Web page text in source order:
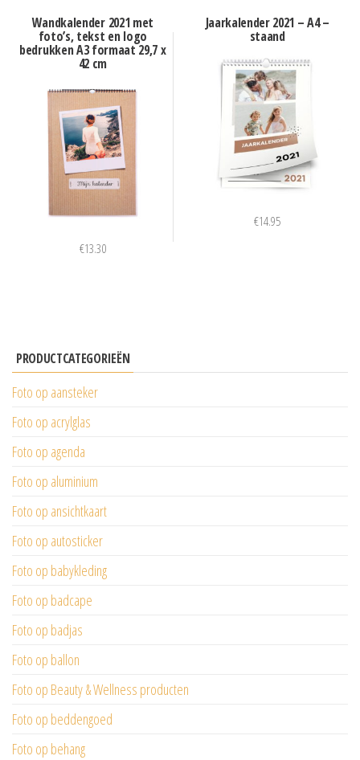
Wandkalender 2021 met
foto’s, tekst en logo
bedrukken A3 formaat 29,7 x
42 cm
€13.30
Jaarkalender 2021 – A4 –
staand
€14.95
PRODUCTCATEGORIEËN
Foto op aansteker
Foto op acrylglas
Foto op agenda
Foto op aluminium
Foto op ansichtkaart
Foto op autosticker
Foto op babykleding
Foto op badcape
Foto op badjas
Foto op ballon
Foto op Beauty & Wellness producten
Foto op beddengoed
Foto op behang